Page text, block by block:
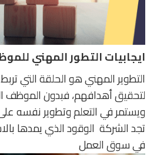
ايجابيات التطور المهني
التطوير المهني هو الحلقة التي
لتحقيق أهدافهم، فبدون الموظف
ويستمر في التعلم وتطوير نفسه
تجد الشركة الوقود الذي يمدها
في سوق العمل